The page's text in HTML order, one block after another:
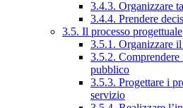
3.4.3. Organizzare
3.4.4. Prendere
3.5. Il processo progettuale
3.5.1. Organizzare
3.5.2. Comprendere
pubblico
3.5.3. Progettare i
servizio